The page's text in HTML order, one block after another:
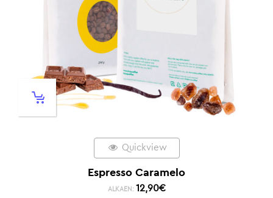
Quickview
Espresso Caramelo
ALKAEN: 12,90€